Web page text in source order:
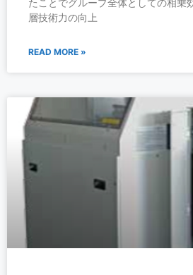
層技術力の向上
READ MORE »